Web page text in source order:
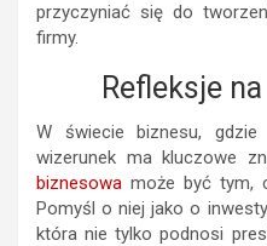
przyczyniać się do
firmy.
Refleksje
W świecie biznesu,
wizerunek ma kluczowe
biznesowa może być tym,
Pomyśl o niej jako o
która nie tylko podnosi